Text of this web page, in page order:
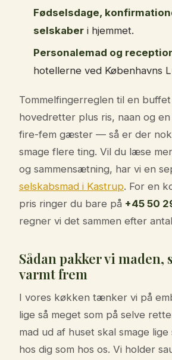
Fødselsdage,
selskaber i hjemmet.
Personalemad og
hotellerne ved Københavns
Tommelfingerreglen til en
hovedretter plus ris, naan og
fire-fem gæster — så er der
smage flere ting. Vil du læse
og sammensætning, har vi en
selskabsmad i Kastrup. For en
pris ringer du bare på +45 50
regner vi det sammen efter
Sådan pakker vi maden,
varmt frem
I vores køkken tænker vi på
lige så meget som på selve
mad ud af huset skal smage lige
hos dig som hos os. Vi holder